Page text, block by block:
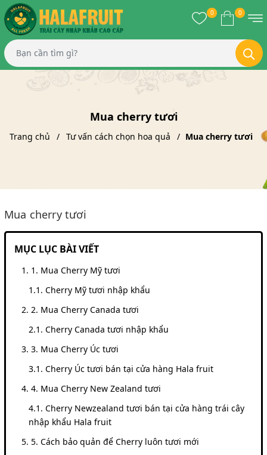
0 0
Mua cherry tươi
Trang chủ Tư vấn cách chọn hoa quả Mua cherry tươi
Mua cherry tươi
MỤC LỤC BÀI VIẾT
1. Mua Cherry Mỹ tươi
Cherry Mỹ tươi nhập khẩu
2. Mua Cherry Canada tươi
Cherry Canada tươi nhập khẩu
3. Mua Cherry Úc tươi
Cherry Úc tươi bán tại cửa hàng Hala fruit
4. Mua Cherry New Zealand tươi
Cherry Newzealand tươi bán tại cửa hàng trái cây
nhập khẩu Hala fruit
5. Cách bảo quản để Cherry luôn tươi mới